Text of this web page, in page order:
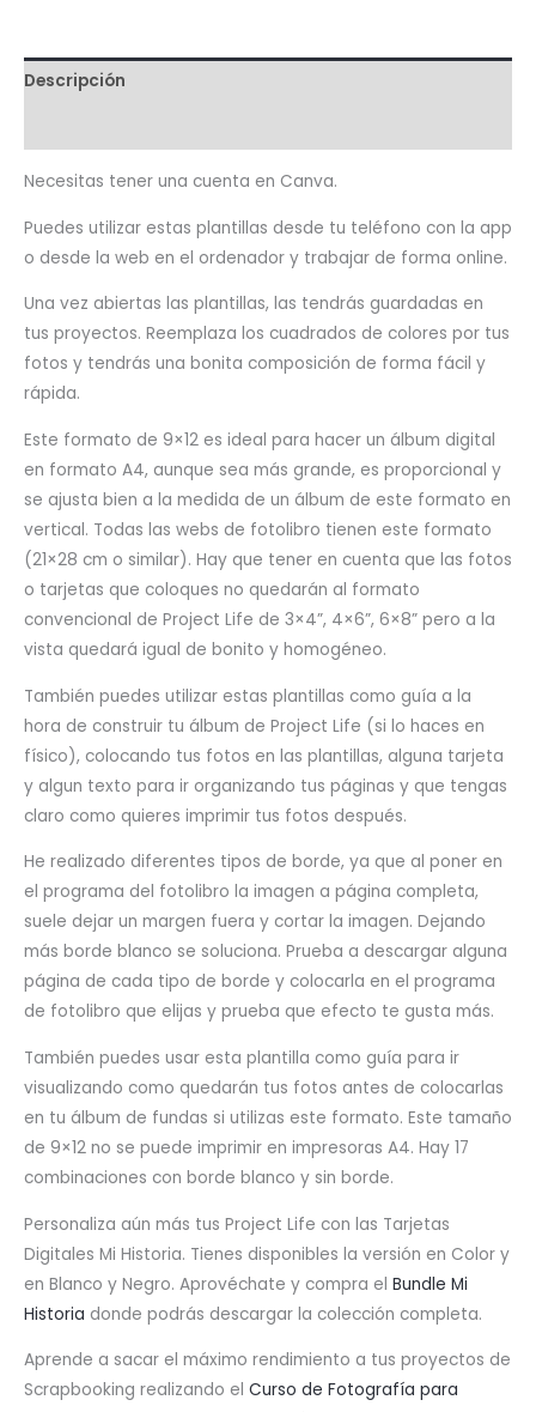
Descripción
Necesitas tener una cuenta en Canva.
Puedes utilizar estas plantillas desde tu teléfono con la app
o desde la web en el ordenador y trabajar de forma online.
Una vez abiertas las plantillas, las tendrás guardadas en
tus proyectos. Reemplaza los cuadrados de colores por tus
fotos y tendrás una bonita composición de forma fácil y
rápida.
Este formato de 9×12 es ideal para hacer un álbum digital
en formato A4, aunque sea más grande, es proporcional y
se ajusta bien a la medida de un álbum de este formato en
vertical. Todas las webs de fotolibro tienen este formato
(21×28 cm o similar). Hay que tener en cuenta que las fotos
o tarjetas que coloques no quedarán al formato
convencional de Project Life de 3×4”, 4×6”, 6×8” pero a la
vista quedará igual de bonito y homogéneo.
También puedes utilizar estas plantillas como guía a la
hora de construir tu álbum de Project Life (si lo haces en
físico), colocando tus fotos en las plantillas, alguna tarjeta
y algun texto para ir organizando tus páginas y que tengas
claro como quieres imprimir tus fotos después.
He realizado diferentes tipos de borde, ya que al poner en
el programa del fotolibro la imagen a página completa,
suele dejar un margen fuera y cortar la imagen. Dejando
más borde blanco se soluciona. Prueba a descargar alguna
página de cada tipo de borde y colocarla en el programa
de fotolibro que elijas y prueba que efecto te gusta más.
También puedes usar esta plantilla como guía para ir
visualizando como quedarán tus fotos antes de colocarlas
en tu álbum de fundas si utilizas este formato. Este tamaño
de 9×12 no se puede imprimir en impresoras A4. Hay 17
combinaciones con borde blanco y sin borde.
Personaliza aún más tus Project Life con las Tarjetas
Digitales Mi Historia. Tienes disponibles la versión en Color y
en Blanco y Negro. Aprovéchate y compra el Bundle Mi
Historia donde podrás descargar la colección completa.
Aprende a sacar el máximo rendimiento a tus proyectos de
Scrapbooking realizando el Curso de Fotografía para